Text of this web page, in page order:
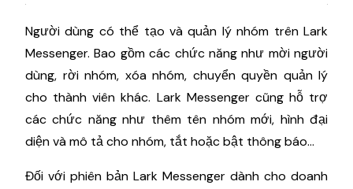
Người dùng có thể tạo và quản lý nhóm trên Lark
Messenger. Bao gồm các chức năng như mời người
dùng, rời nhóm, xóa nhóm, chuyển quyền quản lý
cho thành viên khác. Lark Messenger cũng hỗ trợ
các chức năng như thêm tên nhóm mới, hình đại
diện và mô tả cho nhóm, tắt hoặc bật thông báo…
Đối với phiên bản Lark Messenger dành cho doanh